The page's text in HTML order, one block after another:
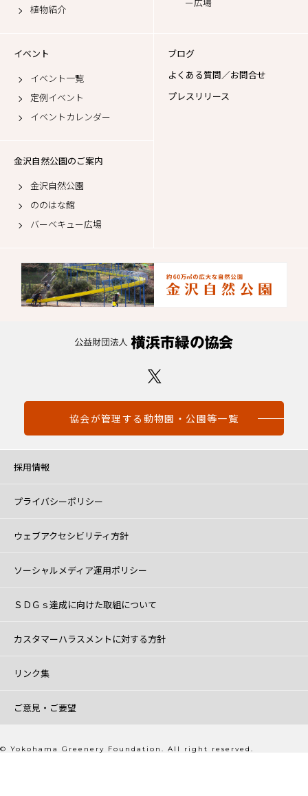
植物紹介
イベント
イベント一覧
定例イベント
イベントカレンダー
ブログ
よくある質問／お問合せ
プレスリリース
金沢自然公園のご案内
金沢自然公園
ののはな館
バーベキュー広場
協会が管理する動物園・公園等一覧
採用情報
プライバシーポリシー
ウェブアクセシビリティ方針
ソーシャルメディア運用ポリシー
ＳＤＧｓ達成に向けた取組について
カスタマーハラスメントに対する方針
リンク集
ご意見・ご要望
© Yokohama Greenery Foundation. All right reserved.